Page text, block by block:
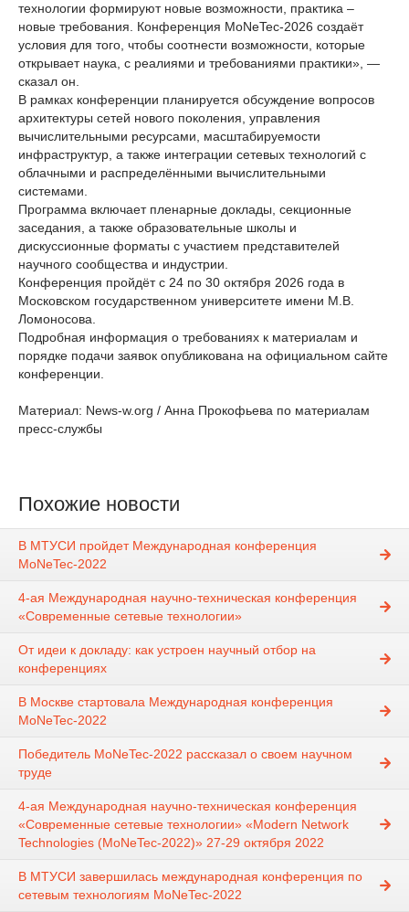
технологии формируют новые возможности, практика –
новые требования. Конференция MoNeTec-2026 создаёт
условия для того, чтобы соотнести возможности, которые
открывает наука, с реалиями и требованиями практики», —
сказал он.
В рамках конференции планируется обсуждение вопросов
архитектуры сетей нового поколения, управления
вычислительными ресурсами, масштабируемости
инфраструктур, а также интеграции сетевых технологий с
облачными и распределёнными вычислительными
системами.
Программа включает пленарные доклады, секционные
заседания, а также образовательные школы и
дискуссионные форматы с участием представителей
научного сообщества и индустрии.
Конференция пройдёт с 24 по 30 октября 2026 года в
Московском государственном университете имени М.В.
Ломоносова.
Подробная информация о требованиях к материалам и
порядке подачи заявок опубликована на официальном сайте
конференции.
Материал: News-w.org / Анна Прокофьева по материалам
пресс-службы
Похожие новости
В МТУСИ пройдет Международная конференция
MoNeTec-2022
4-ая Международная научно-техническая конференция
«Современные сетевые технологии»
От идеи к докладу: как устроен научный отбор на
конференциях
В Москве стартовала Международная конференция
MoNeTec-2022
Победитель MoNeTec-2022 рассказал о своем научном
труде
4-ая Международная научно-техническая конференция
«Современные сетевые технологии» «Modern Network
Technologies (MoNeTec-2022)» 27-29 октября 2022
В МТУСИ завершилась международная конференция по
сетевым технологиям MoNeTec-2022